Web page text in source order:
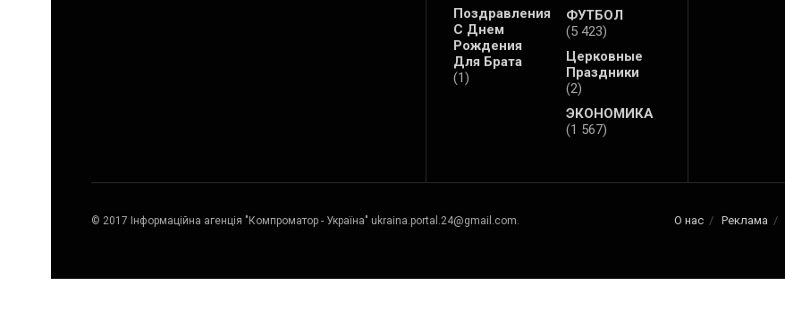
Поздравления
С Днем
Рождения
Для Брата
(1)
ФУТБОЛ
(5 423)
Церковные
Праздники
(2)
ЭКОНОМИКА
(1 567)
О нас Реклама
© 2017 Інформаційна агенція "Компроматор - Україна" ukraina.portal.24@gmail.com.